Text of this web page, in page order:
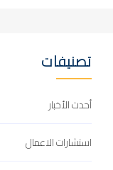
تصنيفات
أحدث الأخبار
استشارات الاعمال